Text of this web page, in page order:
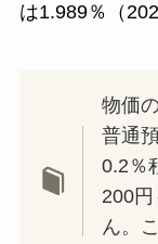
は1.989％（
物価
普通
0.2％
200
ん。